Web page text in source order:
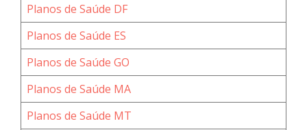
Planos de Saúde DF
Planos de Saúde ES
Planos de Saúde GO
Planos de Saúde MA
Planos de Saúde MT